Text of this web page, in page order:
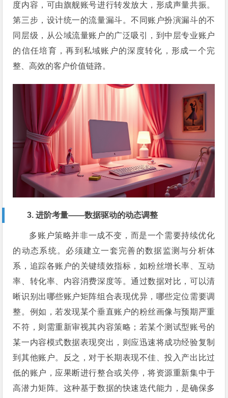
度内容，可由旗舰账号进行转发放大，形成声量共振。
第三步，设计统一的流量漏斗。不同账户扮演漏斗的不
同层级，从公域流量账户的广泛吸引，到中层专业账户
的信任培育，再到私域账户的深度转化，形成一个完
整、高效的客户价值链路。
3. 进阶考量——数据驱动的动态调整
多账户策略并非一成不变，而是一个需要持续优化
的动态系统。必须建立一套完善的数据监测与分析体
系，追踪各账户的关键绩效指标，如粉丝增长率、互动
率、转化率、内容消费深度等。通过数据对比，可以清
晰识别出哪些账户矩阵组合表现优异，哪些定位需要调
整。例如，若发现某个垂直账户的粉丝画像与预期严重
不符，则需重新审视其内容策略；若某个测试型账号的
某一内容模式数据表现突出，则应迅速将成功经验复制
到其他账户。反之，对于长期表现不佳、投入产出比过
低的账户，应果断进行整合或关停，将资源重新集中于
高潜力矩阵。这种基于数据的快速迭代能力，是确保多